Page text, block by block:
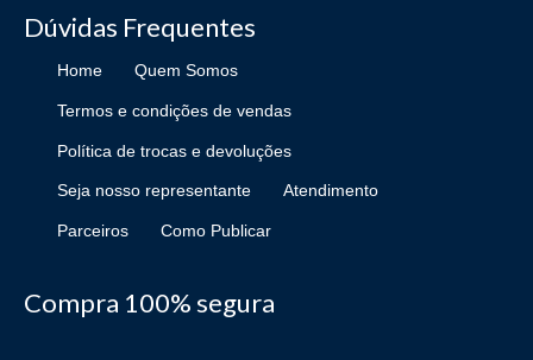
Dúvidas Frequentes
Home Quem Somos
Termos e condições de vendas
Política de trocas e devoluções
Seja nosso representante Atendimento
Parceiros Como Publicar
Compra 100% segura